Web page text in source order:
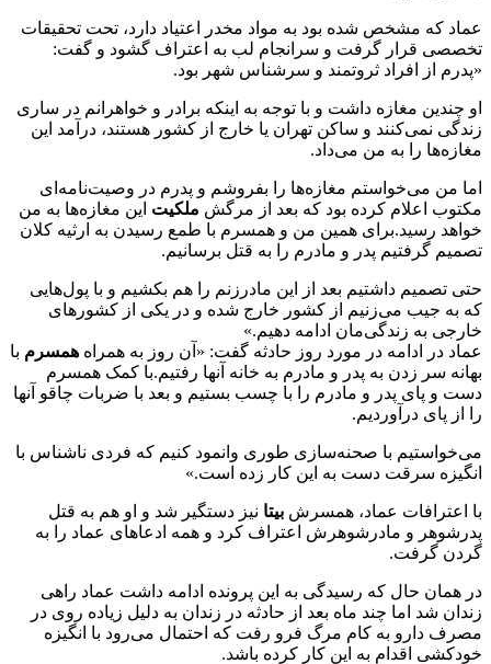
عماد که مشخص شده بود به مواد مخدر اعتیاد دارد، تحت تحقیقات
تخصصی قرار گرفت و سرانجام لب به اعتراف گشود و گفت:
«پدرم از افراد ثروتمند و سرشناس شهر بود.
او چندین مغازه داشت و با توجه به اینکه برادر و خواهرانم در ساری
زندگی نمی‌کنند و ساکن تهران یا خارج از کشور هستند، درآمد این
مغازه‌ها را به من می‌داد.
اما من می‌خواستم مغازه‌ها را بفروشم و پدرم در وصیت‌نامه‌ای
مکتوب اعلام کرده بود که بعد از مرگش ملکیت این مغازه‌ها به من
خواهد رسید.برای همین من و همسرم با طمع رسیدن به ارثیه کلان
تصمیم گرفتیم پدر و مادرم را به قتل برسانیم.
حتی تصمیم داشتیم بعد از این مادرزنم را هم بکشیم و با پول‌هایی
که به جیب می‌زنیم از کشور خارج شده و در یکی از کشورهای
خارجی به زندگی‌مان ادامه دهیم.»
عماد در ادامه در مورد روز حادثه گفت: «آن روز به همراه همسرم با
بهانه سر زدن به پدر و مادرم به خانه آنها رفتیم.با کمک همسرم
دست و پای پدر و مادرم را با چسب بستیم و بعد با ضربات چاقو آنها
را از پای درآوردیم.
می‌خواستیم با صحنه‌سازی طوری وانمود کنیم که فردی ناشناس با
انگیزه سرقت دست به این کار زده است.»
با اعترافات عماد، همسرش بیتا نیز دستگیر شد و او هم به قتل
پدرشوهر و مادرشوهرش اعتراف کرد و همه ادعاهای عماد را به
گردن گرفت.
در همان حال که رسیدگی به این پرونده ادامه داشت عماد راهی
زندان شد اما چند ماه بعد از حادثه در زندان به دلیل زیاده روی در
مصرف دارو به کام مرگ فرو رفت که احتمال می‌رود با انگیزه
خودکشی اقدام به این کار کرده باشد.